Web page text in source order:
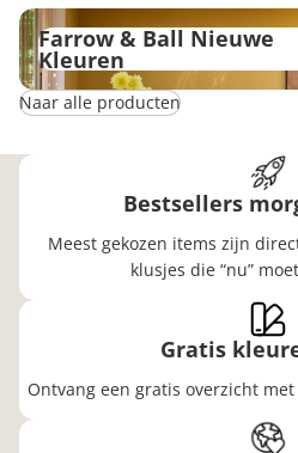
Farrow & Ball Nieuwe Kleuren
Farrow & Ball Nieuwe
Kleuren
Naar alle producten
Bestsellers
Meest gekozen items zijn
klusjes die “nu”
Gratis
Ontvang een gratis overzicht